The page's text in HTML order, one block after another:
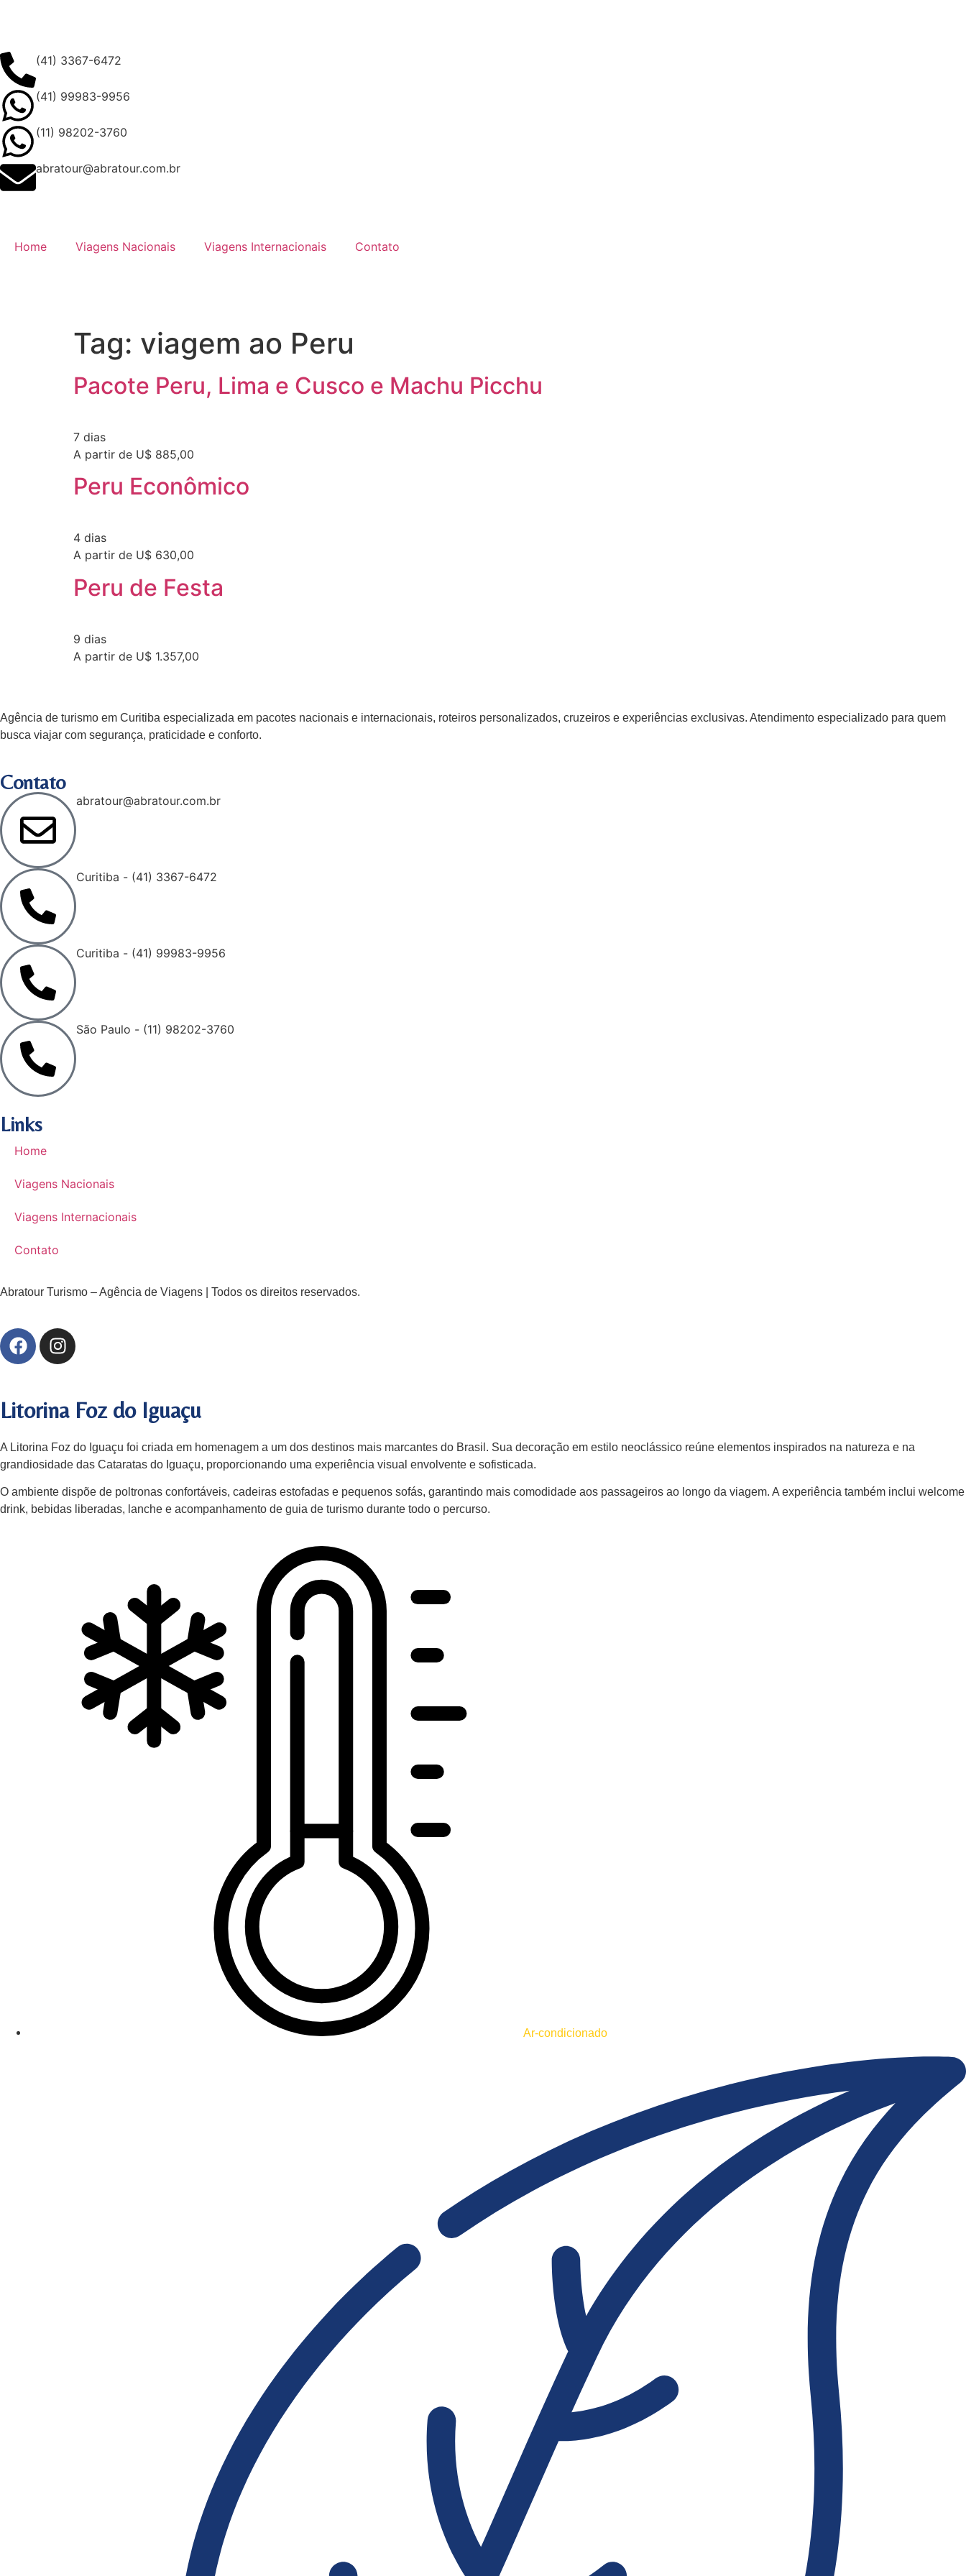
(41) 3367-6472
(41) 99983-9956
(11) 98202-3760
abratour@abratour.com.br
Home Viagens Nacionais Viagens Internacionais Contato
Tag: viagem ao Peru
Pacote Peru, Lima e Cusco e Machu Picchu
7 dias
A partir de U$ 885,00
Peru Econômico
4 dias
A partir de U$ 630,00
Peru de Festa
9 dias
A partir de U$ 1.357,00
Agência de turismo em Curitiba especializada em pacotes nacionais e internacionais, roteiros personalizados, cruzeiros e experiências exclusivas. Atendimento especializado para quem
busca viajar com segurança, praticidade e conforto.
Contato
abratour@abratour.com.br
Curitiba - (41) 3367-6472
Curitiba - (41) 99983-9956
São Paulo - (11) 98202-3760
Links
Home
Viagens Nacionais
Viagens Internacionais
Contato
Abratour Turismo – Agência de Viagens | Todos os direitos reservados.
Litorina Foz do Iguaçu
A Litorina Foz do Iguaçu foi criada em homenagem a um dos destinos mais marcantes do Brasil. Sua decoração em estilo neoclássico reúne elementos inspirados na natureza e na
grandiosidade das Cataratas do Iguaçu, proporcionando uma experiência visual envolvente e sofisticada.
O ambiente dispõe de poltronas confortáveis, cadeiras estofadas e pequenos sofás, garantindo mais comodidade aos passageiros ao longo da viagem. A experiência também inclui welcome
drink, bebidas liberadas, lanche e acompanhamento de guia de turismo durante todo o percurso.
Ar-condicionado